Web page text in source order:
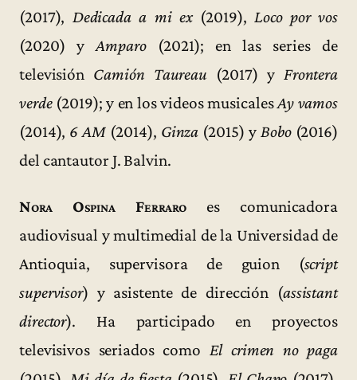
(2017), Dedicada a mi ex(2019),Loco por vos
(2020) yAmparo(2021); en las series de
televisión Camión Taureau (2017) y Frontera
verde(2019); y en los videos musicalesAy vamos
(2014), 6 AM (2014), Ginza (2015) y Bobo(2016)
del cantautor J. Balvin.
Nora Ospina Ferraro es comunicadora
audiovisual y multimedial de la Universidad de
Antioquia, supervisora de guion (script
supervisor) y asistente de dirección (assistant
director). Ha participado en proyectos
televisivos seriados como El crimen no paga